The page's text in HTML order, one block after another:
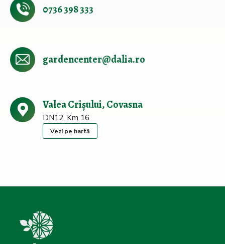
0736 398 333
gardencenter@dalia.ro
Valea Crișului, Covasna
DN12, Km 16
Vezi pe hartă